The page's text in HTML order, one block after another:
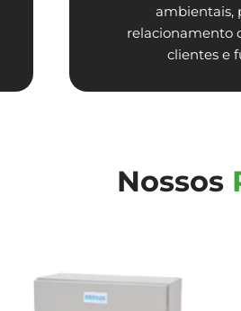
ambientais,
relacionamento
clientes e
Nossos